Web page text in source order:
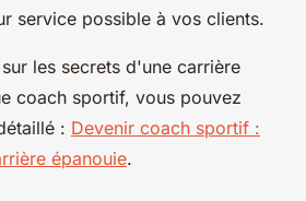
service possible à vos clients.
les secrets d'une carrière
coach sportif, vous pouvez
: Devenir coach sportif :
épanouie.